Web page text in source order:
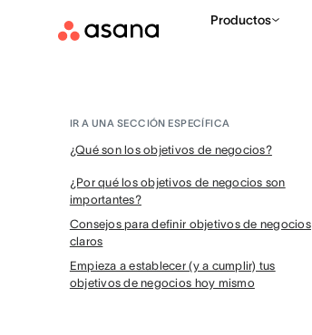
Productos
IR A UNA SECCIÓN ESPECÍFICA
¿Qué son los objetivos de negocios?
¿Por qué los objetivos de negocios son
importantes?
Consejos para definir objetivos de negocios
claros
Empieza a establecer (y a cumplir) tus
objetivos de negocios hoy mismo